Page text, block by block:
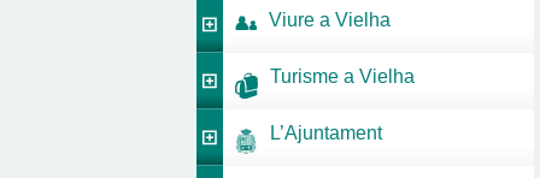
Viure a Vielha
Turisme a Vielha
L’Ajuntament